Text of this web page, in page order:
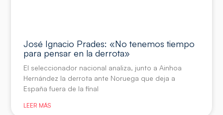
José Ignacio Prades: «No tenemos tiempo
para pensar en la derrota»
El seleccionador nacional analiza, junto a Ainhoa
Hernández la derrota ante Noruega que deja a
España fuera de la final
LEER MÁS